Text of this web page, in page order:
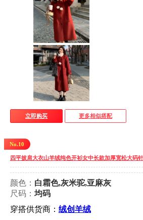
立即购买 更多相似搭配
No.10
四平披肩大衣山羊绒纯色开衫女中长款加厚宽松大码
颜色： 白霜色,灰米驼,亚麻灰
尺码： 均码
穿搭供货商： 绒创羊绒